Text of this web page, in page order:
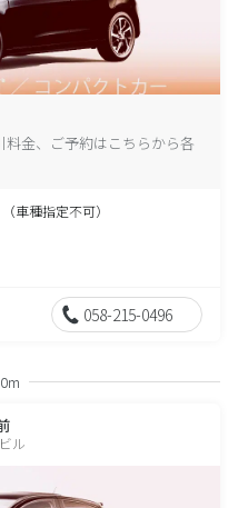
金、ご予約はこちらから各
種指定不可）
058-215-0496
ル